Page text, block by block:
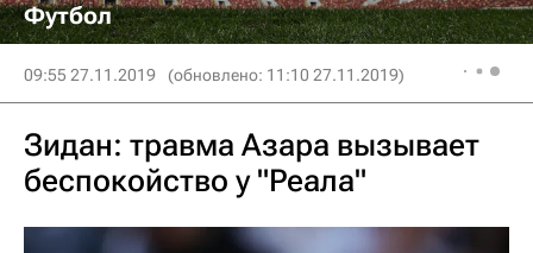
Футбол
09:55 27.11.2019 (обновлено: 11:10 27.11.2019)
Зидан: травма Азара вызывает
беспокойство у "Реала"